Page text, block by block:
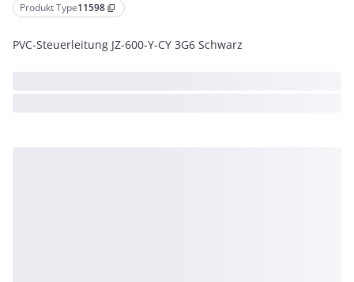
Produkt Type11598 content_copy
PVC-Steuerleitung JZ-600-Y-CY 3G6 Schwarz